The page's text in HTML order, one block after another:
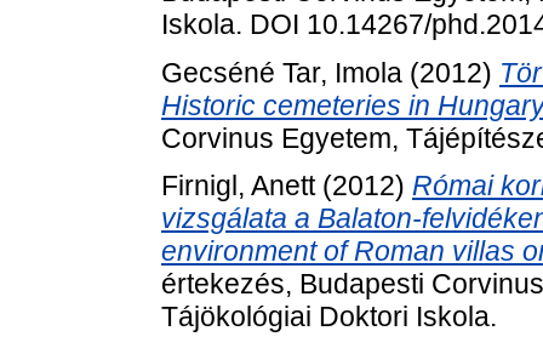
Iskola. DOI 10.14267/
Gecséné Tar, Imola (2012)
Historic cemeteries in
Corvinus Egyetem,
Firnigl, Anett(2012) Római
vizsgálata a Balaton-
environment of Roman villas
értekezés, Budapesti
Tájökológiai Doktori Iskola.